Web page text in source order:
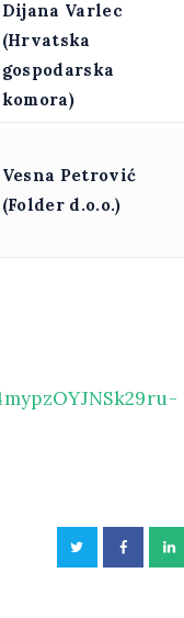
Dijana Varlec
(Hrvatska
gospodarska
komora)
Vesna Petrović
(Folder d.o.o.)